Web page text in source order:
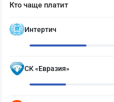
Кто чаще платит
Интертич
СК «Евразия»